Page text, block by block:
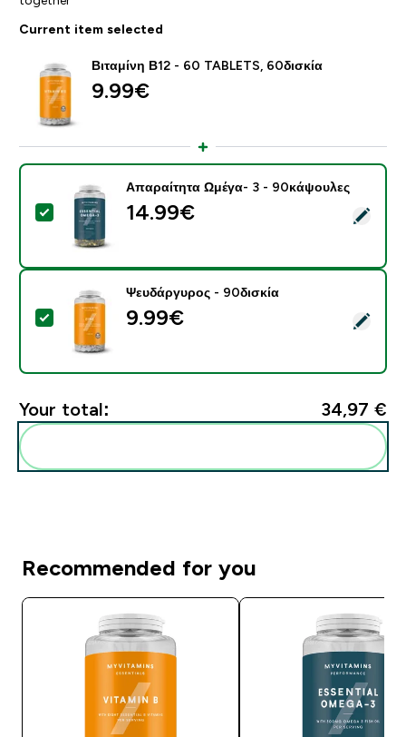
Current item selected
Βιταμίνη Β12 - 60 TABLETS, 60δισκία
9.99€‎
Select this product - Απαραίτητα Ωμέγα- 3 -
Απαραίτητα Ωμέγα- 3 - 90κάψουλες
14.99€‎
Select this product - Ψευδάργυρος - 90δισκία
Ψευδάργυρος - 90δισκία
9.99€‎
Your total: 34,97 €‎
Recommended for you